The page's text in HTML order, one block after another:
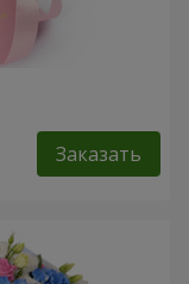
Заказать